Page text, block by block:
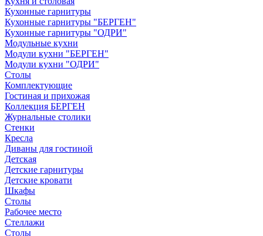
Кухонные гарнитуры
Кухонные гарнитуры "БЕРГЕН"
Кухонные гарнитуры "ОДРИ"
Модульные кухни
Модули кухни "БЕРГЕН"
Модули кухни "ОДРИ"
Столы
Комплектующие
Гостиная и прихожая
Коллекция БЕРГЕН
Журнальные столики
Стенки
Кресла
Диваны для гостиной
Детская
Детские гарнитуры
Детские кровати
Шкафы
Столы
Рабочее место
Стеллажи
Столы